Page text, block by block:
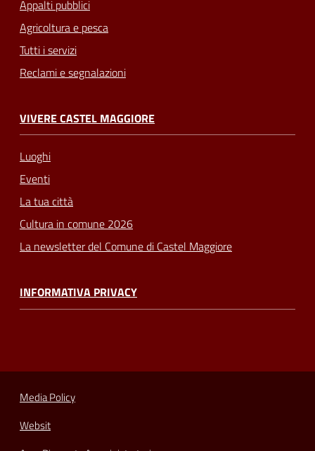
Appalti pubblici
Agricoltura e pesca
Tutti i servizi
Reclami e segnalazioni
VIVERE CASTEL MAGGIORE
Luoghi
Eventi
La tua città
Cultura in comune 2026
La newsletter del Comune di Castel Maggiore
INFORMATIVA PRIVACY
Media Policy
Websit